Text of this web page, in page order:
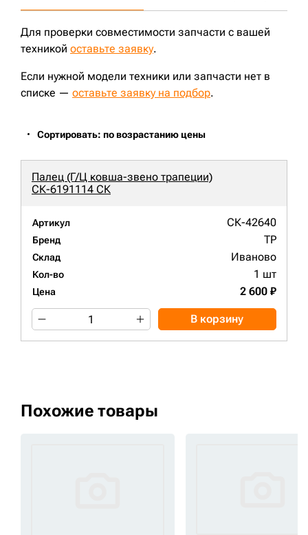
Для проверки совместимости запчасти с вашей
техникой оставьте заявку.
Если нужной модели техники или запчасти нет в
списке — оставьте заявку на подбор.
Сортировать: по возрастанию цены
Палец (Г/Ц ковша-звено трапеции)
СК-6191114 СК
Артикул СК-42640
Бренд TP
Склад Иваново
Кол-во 1 шт
Цена 2 600 ₽
В корзину
Похожие товары